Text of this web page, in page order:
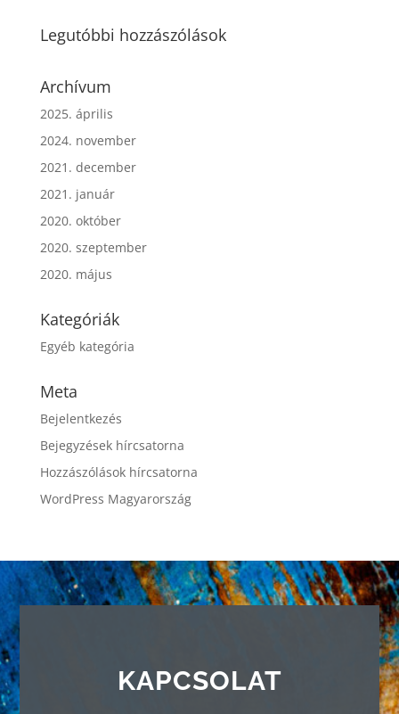
Legutóbbi hozzászólások
Archívum
2025. április
2024. november
2021. december
2021. január
2020. október
2020. szeptember
2020. május
Kategóriák
Egyéb kategória
Meta
Bejelentkezés
Bejegyzések hírcsatorna
Hozzászólások hírcsatorna
WordPress Magyarország
KAPCSOLAT